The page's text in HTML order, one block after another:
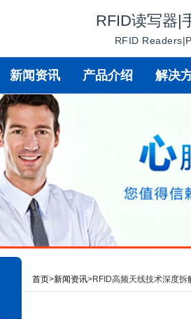
RFID读写器|
RFID
新闻资讯 产品介绍 解决
首页>新闻资讯>RFID高频天线技术深度